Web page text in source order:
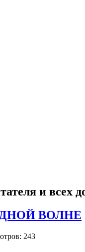
и всех
ВОЛНЕ
243